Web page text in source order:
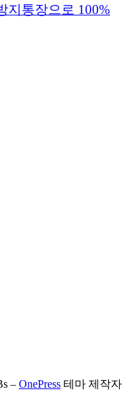
지통장으로 100%
– OnePress 테마 제작자